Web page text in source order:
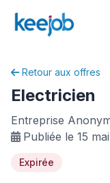
Retour aux offres
Electricien
Entreprise
Publiée le 15
Expirée